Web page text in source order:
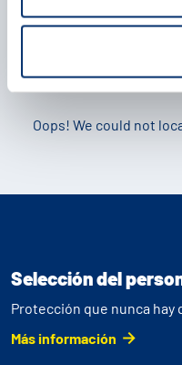
Nuestro equipo está listo
recomendar la mejor
Oops! We could not
Selección del
Protección que nunca hay
Más información